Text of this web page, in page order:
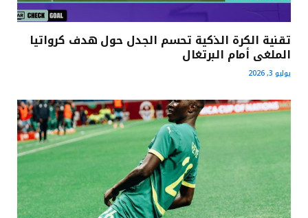
تقنية الكرة الذكية تحسم الجدل حول هدف كرواتيا
الملغى أمام البرتغال
يوليو 3, 2026